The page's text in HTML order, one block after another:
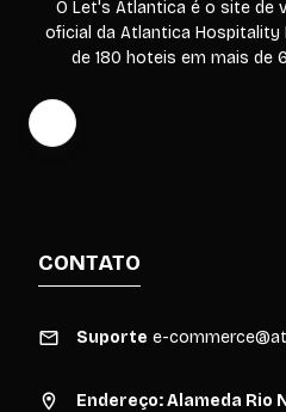
O Let's Atlantica é o site de
oficial da Atlantica Hospitality
de 180 hoteis em mais de
CONTATO
Suporte e-
Endereço: Alameda Rio